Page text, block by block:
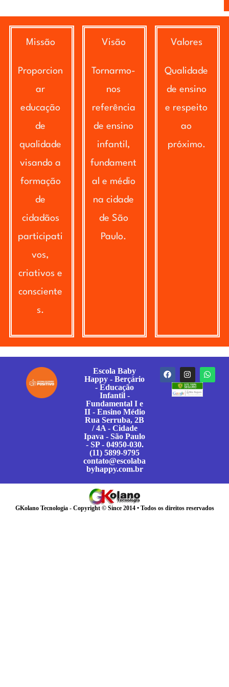
Missão
Proporcion
ar
educação
de
qualidade
visando a
formação
de
cidadãos
participati
vos,
criativos e
consciente
s.
Visão
Tornarmo-
nos
referência
de ensino
infantil,
fundament
al e médio
na cidade
de São
Paulo.
Valores
Qualidade
de ensino
e respeito
ao
próximo.
Escola Baby
Happy - Berçário
- Educação
Infantil -
Fundamental I e
II - Ensino Médio
Rua Serruba, 2B
/ 4A - Cidade
Ipava - São Paulo
- SP - 04950-030.
(11) 5899-9795
contato@escolaba
byhappy.com.br
GKolano Tecnologia - Copyright © Since 2014 • Todos os direitos reservados